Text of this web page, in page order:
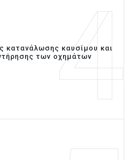
κατανάλωσης καυσίμου και
των οχημάτων
4